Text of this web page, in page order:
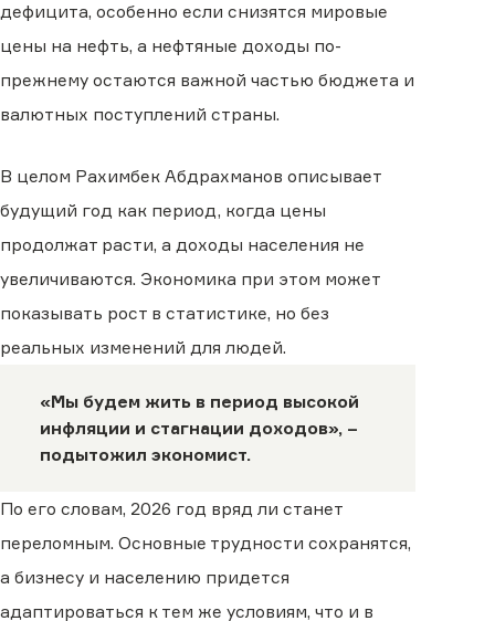
дефицита, особенно если снизятся мировые
цены на нефть, а нефтяные доходы по-
прежнему остаются важной частью бюджета и
валютных поступлений страны.
В целом Рахимбек Абдрахманов описывает
будущий год как период, когда цены
продолжат расти, а доходы населения не
увеличиваются. Экономика при этом может
показывать рост в статистике, но без
реальных изменений для людей.
«Мы будем жить в период высокой
инфляции и стагнации доходов», –
подытожил экономист.
По его словам, 2026 год вряд ли станет
переломным. Основные трудности сохранятся,
а бизнесу и населению придется
адаптироваться к тем же условиям, что и в